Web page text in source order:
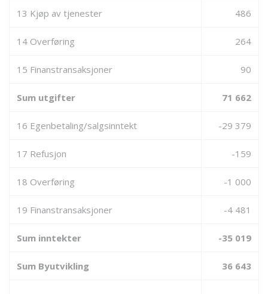
13 Kjøp av tjenester 486
14 Overføring 264
15 Finanstransaksjoner 90
Sum utgifter 71 662
16 Egenbetaling/salgsinntekt -29 379
17 Refusjon -159
18 Overføring -1 000
19 Finanstransaksjoner -4 481
Sum inntekter -35 019
Sum Byutvikling 36 643